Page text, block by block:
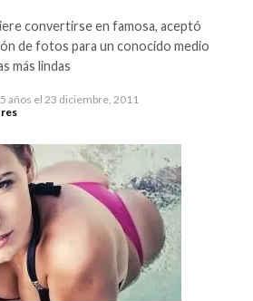
convertirse en famosa, aceptó
de fotos para un conocido medio
más lindas
años el 23 diciembre, 2011